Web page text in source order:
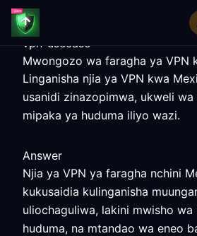
vpn-usecase
Mwongozo wa faragha ya VPN
Linganisha njia ya VPN kwa
usanidi zinazopimwa, ukweli wa
mipaka ya huduma iliyo wazi.
Answer
Njia ya VPN ya faragha nchini
kukusaidia kulinganisha
uliochaguliwa, lakini mwisho wa
huduma, na mtandao wa eneo